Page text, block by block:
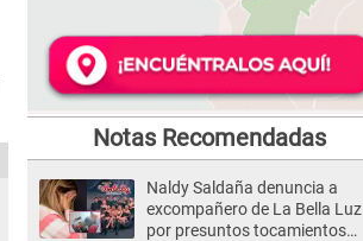
Notas Recomendadas
Naldy Saldaña denuncia a
excompañero de La Bella Luz
por presuntos tocamientos